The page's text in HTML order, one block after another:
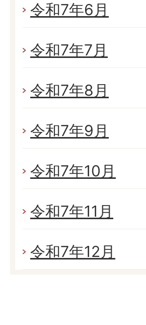
令和7年6月
令和7年7月
令和7年8月
令和7年9月
令和7年10月
令和7年11月
令和7年12月